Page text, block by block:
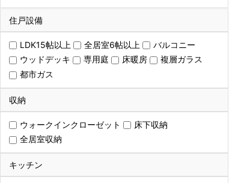
住戸設備
LDK15帖以上 全居室6帖以上
バルコニー
ウッドデッキ
専用庭 床暖房
複層ガラス
都市ガス
収納
ウォークインクローゼット
床下収納
全居室収納
キッチン